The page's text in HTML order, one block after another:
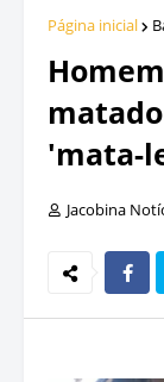
Página inicial
'mata-
Jacobina